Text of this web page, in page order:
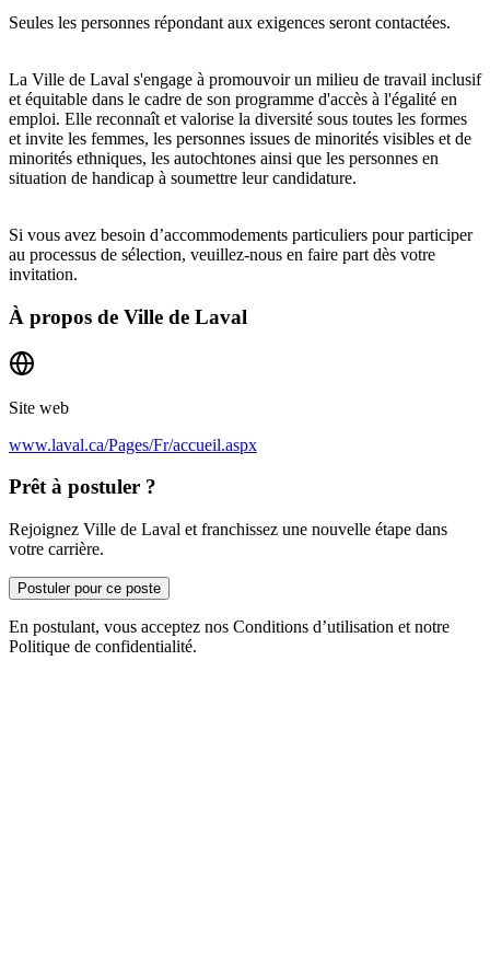
Seules les personnes répondant aux exigences seront contactées.
La Ville de Laval s'engage à promouvoir un milieu de travail inclusif
et équitable dans le cadre de son programme d'accès à l'égalité en
emploi. Elle reconnaît et valorise la diversité sous toutes les formes
et invite les femmes, les personnes issues de minorités visibles et de
minorités ethniques, les autochtones ainsi que les personnes en
situation de handicap à soumettre leur candidature.
Si vous avez besoin d’accommodements particuliers pour participer
au processus de sélection, veuillez-nous en faire part dès votre
invitation.
À propos de Ville de Laval
Site web
www.laval.ca/Pages/Fr/accueil.aspx
Prêt à postuler ?
Rejoignez Ville de Laval et franchissez une nouvelle étape dans
votre carrière.
Postuler pour ce poste
En postulant, vous acceptez nos Conditions d’utilisation et notre
Politique de confidentialité.